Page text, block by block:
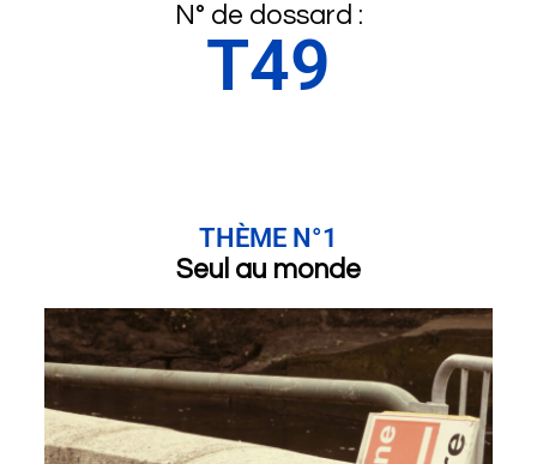
N° de dossard :
T49
THÈME N°1
Seul au monde